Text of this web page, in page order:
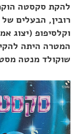
להקת סקסטה
רובין, הבעלים
וקלסיפופ (יצוג
המטרה היתה
שוקולד מנטה